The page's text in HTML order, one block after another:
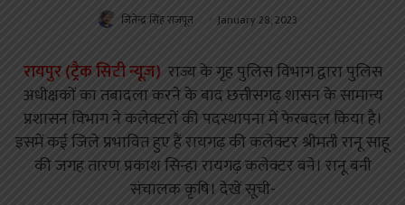
जितेन्द्र सिंह राजपूत January 28, 2023
रायपुर (ट्रैक सिटी न्यूज़) राज्य के गृह पुलिस विभाग द्वारा पुलिस
अधीक्षकों का तबादला करने के बाद छत्तीसगढ़ शासन के सामान्य
प्रशासन विभाग ने कलेक्टरों की पदस्थापना में फेरबदल किया है।
इसमें कई जिले प्रभावित हुए हैं रायगढ़ की कलेक्टर श्रीमती रानू साहू
की जगह तारण प्रकाश सिन्हा रायगढ़ कलेक्टर बने। रानू बनी
संचालक कृषि। देखें सूची-